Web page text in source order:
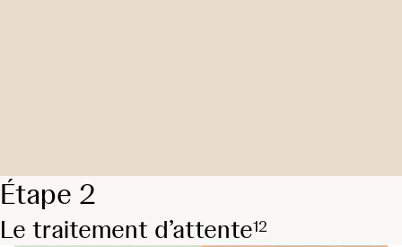
Étape 2
Le traitement d’attente12